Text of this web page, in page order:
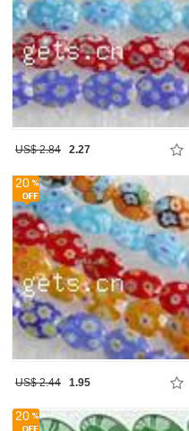
US$ 2.84 2.27
20
US$ 2.44 1.95
20